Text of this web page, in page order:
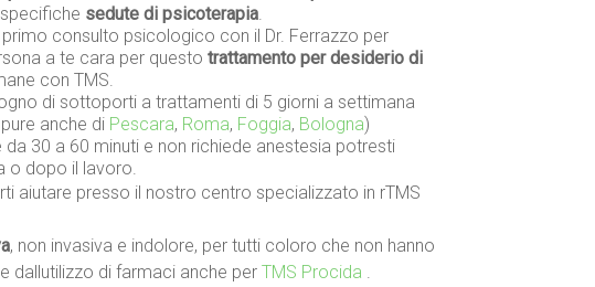
sedute di psicoterapia.
primo consulto psicologico con il Dr. Ferrazzo per
a te cara per questo trattamento per desiderio di
con TMS.
di sottoporti a trattamenti di 5 giorni a settimana
anche di Pescara, Roma, Foggia, Bologna)
30 a 60 minuti e non richiede anestesia potresti
o dopo il lavoro.
aiutare presso il nostro centro specializzato in rTMS
, non invasiva e indolore, per tutti coloro che non hanno
di farmaci anche per TMS Procida .